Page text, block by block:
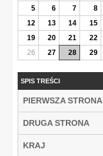
5
6 7 8
12
13 14 15
19
20 21 22
26
27 28 29
SPIS TREŚCI
PIERWSZA STRONA
DRUGA STRONA
KRAJ